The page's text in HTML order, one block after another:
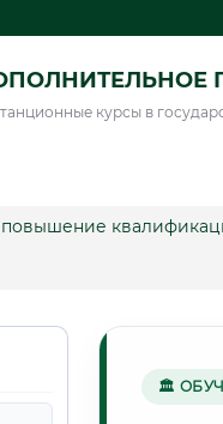
курсы в
повышение
🏛